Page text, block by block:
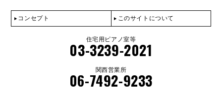
コンセプト このサイトについて
住宅用ピアノ室等
03-3239-2021
関西営業所
06-7492-9233